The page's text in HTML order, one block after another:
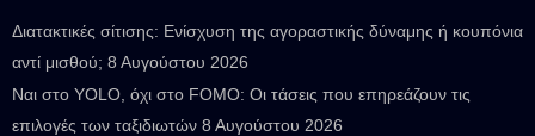
Διατακτικές σίτισης: Ενίσχυση της αγοραστικής δύναμης ή κουπόνια
αντί μισθού; 8 Αυγούστου 2026
Ναι στο YOLO, όχι στο FOMO: Οι τάσεις που επηρεάζουν τις
επιλογές των ταξιδιωτών 8 Αυγούστου 2026